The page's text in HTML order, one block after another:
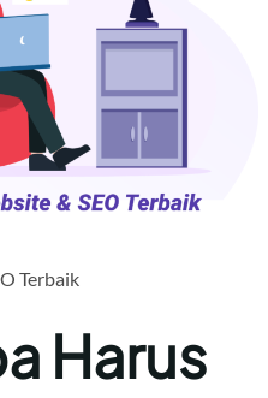
Terbaik
Harus